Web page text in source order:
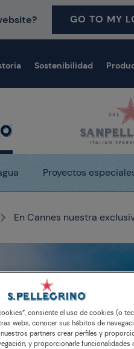
GO TO MY
Sostenibilidad
Proyectos
En Cannes nuestra
consiente el uso de cookies (o
webs, conocer sus hábitos de
partners crear perfiles y
y proporcionarle funcionalidades